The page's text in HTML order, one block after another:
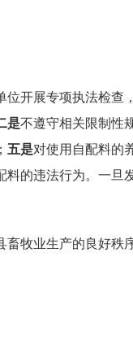
开展专项执法检查
是不遵守相关限制性
五是对使用自配料的
的违法行为。一旦
牧业生产的良好秩序